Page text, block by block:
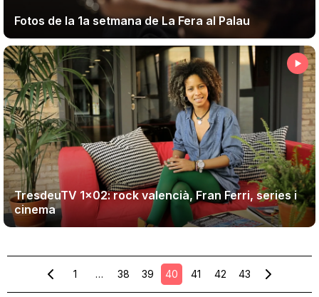
Fotos de la 1a setmana de La Fera al Palau
TresdeuTV 1×02: rock valencià, Fran Ferri, series i
cinema
1 … 38 39 40 41 42 43